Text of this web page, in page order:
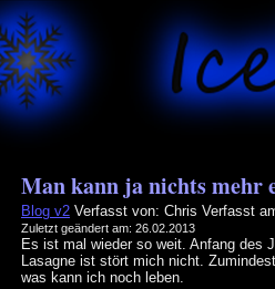
Man kann ja nichts mehr
Blog v2 Verfasst von: Chris Verfasst
Zuletzt geändert am: 26.02.2013
Es ist mal wieder so weit. Anfang des
Lasagne ist stört mich nicht.
was kann ich noch leben.